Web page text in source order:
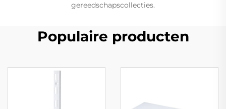
gereedschapscollecties.
Populaire producten